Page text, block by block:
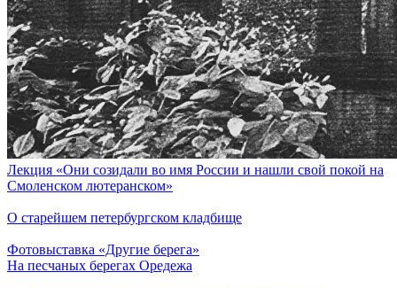
Лекция «Они созидали во имя России и нашли свой покой на
Смоленском лютеранском»
О старейшем петербургском кладбище
Фотовыставка «Другие берега»
На песчаных берегах Оредежа